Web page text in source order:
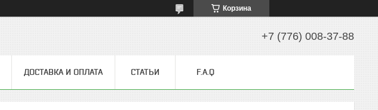
Корзина
+7 (776) 008-37-88
ДОСТАВКА И ОПЛАТА СТАТЬИ F.A.Q